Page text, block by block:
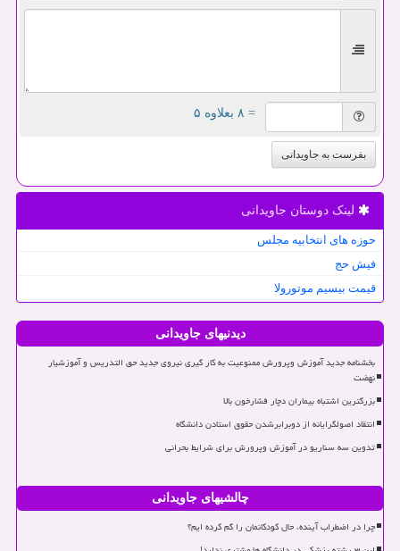
= ۸ بعلاوه ۵
بفرست به جاویدانی
لینک دوستان جاویدانی
حوزه های انتخابیه مجلس
فیش حج
قیمت بیسیم موتورولا
دیدنیهای جاویدانی
بخشنامه جدید آموزش وپرورش ممنوعیت به کار گیری نیروی جدید حق التدریس و آموزشیار
نهضت
بزرگترین اشتباه بیماران دچار فشارخون بالا
انتقاد اصولگرایانه از دوبرابرشدن حقوق استادن دانشگاه
تدوین سه سناریو در آموزش وپرورش برای شرایط بحرانی
چالشیهای جاویدانی
چرا در اضطراب آینده، حال کودکانمان را گم کرده ایم؟